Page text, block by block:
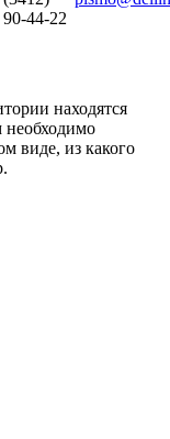
90-44-22
находятся
необходимо
виде, из какого